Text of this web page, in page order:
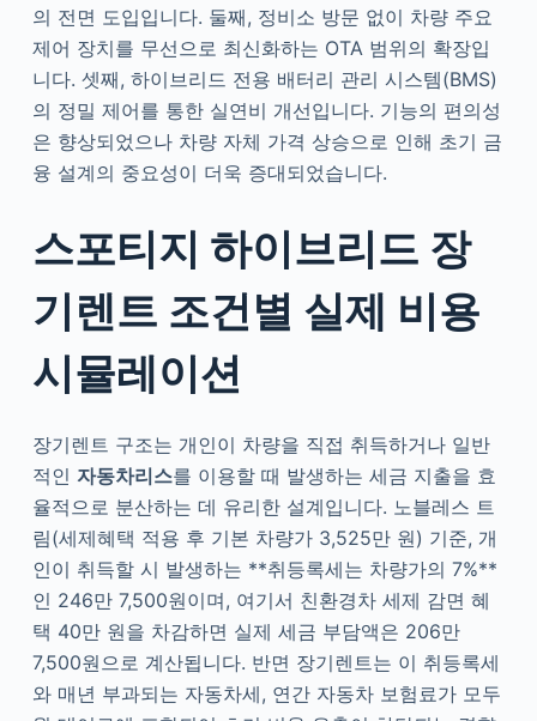
의 전면 도입입니다. 둘째, 정비소 방문 없이 차량 주요
제어 장치를 무선으로 최신화하는 OTA 범위의 확장입
니다. 셋째, 하이브리드 전용 배터리 관리 시스템(BMS)
의 정밀 제어를 통한 실연비 개선입니다. 기능의 편의성
은 향상되었으나 차량 자체 가격 상승으로 인해 초기 금
융 설계의 중요성이 더욱 증대되었습니다.
스포티지 하이브리드 장
기렌트 조건별 실제 비용
시뮬레이션
장기렌트 구조는 개인이 차량을 직접 취득하거나 일반
적인 자동차리스를 이용할 때 발생하는 세금 지출을 효
율적으로 분산하는 데 유리한 설계입니다. 노블레스 트
림(세제혜택 적용 후 기본 차량가 3,525만 원) 기준, 개
인이 취득할 시 발생하는 **취등록세는 차량가의 7%**
인 246만 7,500원이며, 여기서 친환경차 세제 감면 혜
택 40만 원을 차감하면 실제 세금 부담액은 206만
7,500원으로 계산됩니다. 반면 장기렌트는 이 취등록세
와 매년 부과되는 자동차세, 연간 자동차 보험료가 모두